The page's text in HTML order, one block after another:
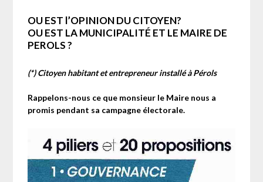
OU EST l’OPINION DU CITOYEN?
OU EST LA MUNICIPALITÉ ET LE MAIRE DE
PEROLS ?
(*) Citoyen habitant et entrepreneur installé à Pérols
Rappelons-nous ce que monsieur le Maire nous a
promis pendant sa campagne électorale.